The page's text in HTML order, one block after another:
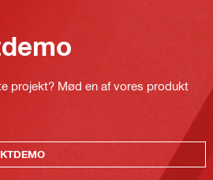
projekt? Mød en af vores produkt